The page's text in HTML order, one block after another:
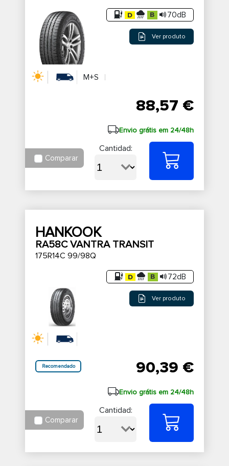
70dB
Ver produto
M+S
88,57 €
Envio grátis em 24/48h
Comparar
Cantidad:
HANKOOK
RA58C VANTRA TRANSIT
175R14C 99/98Q
72dB
Ver produto
Recomendado 90,39 €
Envio grátis em 24/48h
Comparar
Cantidad: